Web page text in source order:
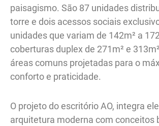
paisagismo. São 87 unidades
torre e dois acessos sociais
unidades que variam de 142m² a
coberturas duplex de 271m² e
áreas comuns projetadas para o
conforto e praticidade.
O projeto do escritório AO, integra
arquitetura moderna com conceitos